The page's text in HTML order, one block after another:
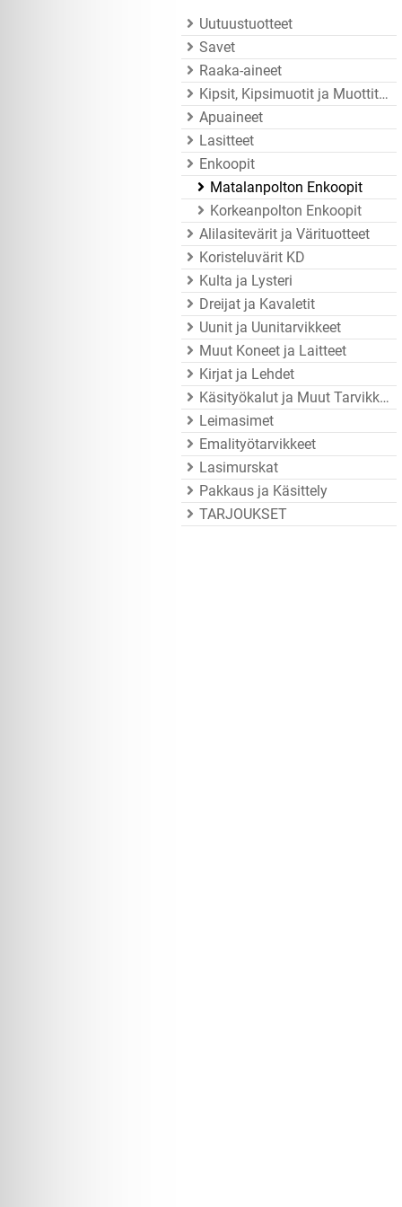
Uutuustuotteet
Savet
Raaka-aineet
Kipsit, Kipsimuotit ja Muottitarvikkeet
Apuaineet
Lasitteet
Enkoopit
Matalanpolton Enkoopit
Korkeanpolton Enkoopit
Alilasitevärit ja Värituotteet
Koristeluvärit KD
Kulta ja Lysteri
Dreijat ja Kavaletit
Uunit ja Uunitarvikkeet
Muut Koneet ja Laitteet
Kirjat ja Lehdet
Käsityökalut ja Muut Tarvikkeet
Leimasimet
Emalityötarvikkeet
Lasimurskat
Pakkaus ja Käsittely
TARJOUKSET